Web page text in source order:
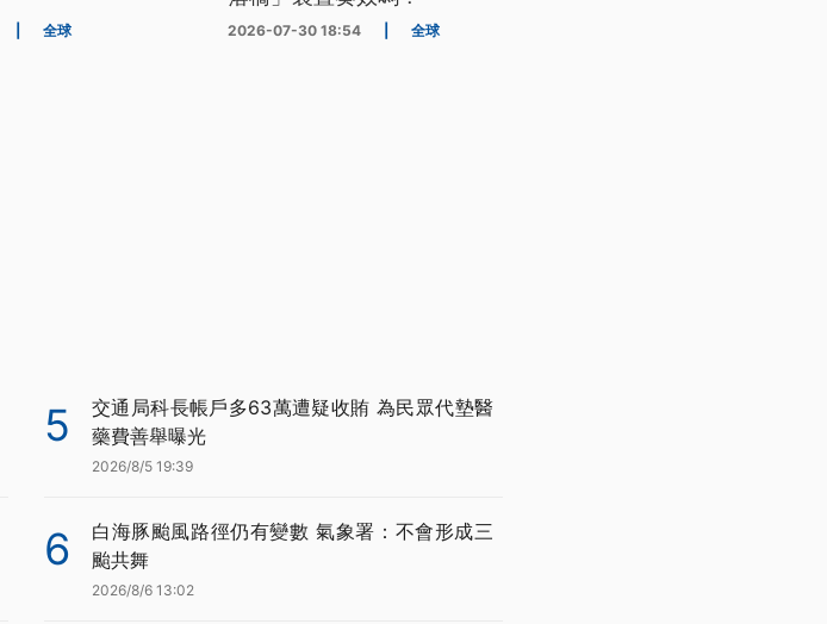
全球 2026-07-30 18:54 全球
5
交通局科長帳戶多63萬遭疑收賄 為民眾代墊醫
藥費善舉曝光
2026/8/5 19:39
6
白海豚颱風路徑仍有變數 氣象署：不會形成三
颱共舞
2026/8/6 13:02